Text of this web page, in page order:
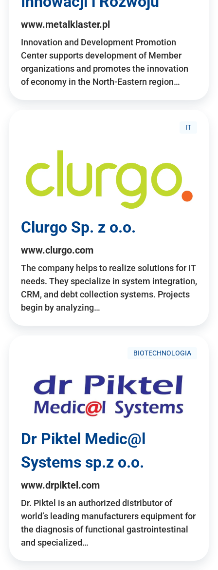
www.metalklaster.pl
Innovation and Development Promotion
Center supports development of Member
organizations and promotes the innovation
of economy in the North-Eastern region…
IT
Clurgo Sp. z o.o.
www.clurgo.com
The company helps to realize solutions for IT
needs. They specialize in system integration,
CRM, and debt collection systems. Projects
begin by analyzing…
BIOTECHNOLOGIA
Dr Piktel Medic@l
Systems sp.z o.o.
www.drpiktel.com
Dr. Piktel is an authorized distributor of
world’s leading manufacturers equipment for
the diagnosis of functional gastrointestinal
and specialized…